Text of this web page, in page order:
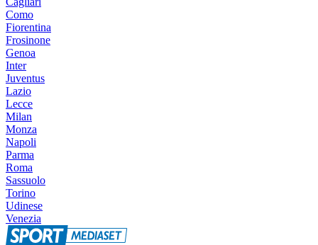
Como
Fiorentina
Frosinone
Genoa
Inter
Juventus
Lazio
Lecce
Milan
Monza
Napoli
Parma
Roma
Sassuolo
Torino
Udinese
Venezia